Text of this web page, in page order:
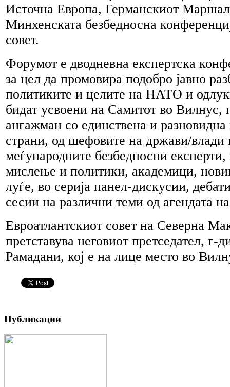
Источна Европа, Германскиот
Минхенската безбедносна
совет.
Форумот е дводневна експертска
за цел да промовира подобро јавно
политиките и целите на НАТО и
бидат усвоени на Самитот во Вилнус,
ангажман со единствена и разновидна
страни, од шефовите на држави/влади
меѓународните безбедносни експерти,
мислење и политики, академици,
луѓе, во серија панел-дискусии,
сесии на различни теми од агендата
Евроатлантскиот совет на Северна
претставува неговиот претседател, г-
Рамадани, кој е на лице место во
Публикации